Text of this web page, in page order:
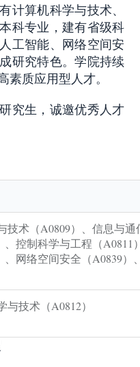
计算机科学与技术、
科专业，建有省级科
工智能、网络空间安
研究特色。学院持续
质应用型人才。
究生，诚邀优秀人才
技术（A0809）、信息与通
、控制科学与工程（A0811
、网络空间安全（A0839）
与技术（A0812）